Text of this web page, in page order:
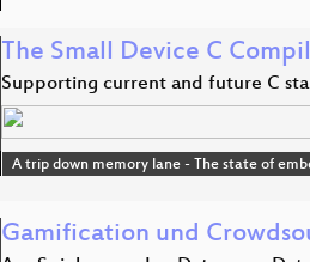
The Small Device C
Supporting current and future C
A trip down memory lane - The state of
Gamification und